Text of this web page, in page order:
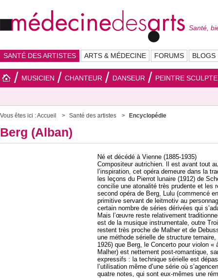
Santé,
SANTÉ DES ARTISTES ARTS & MÉDECINE FORUMS BLOGS
MUSICIEN CHANTEUR DANSEUR PEINTRE
Vous êtes ici :Accueil Santé des artistes Encyclopédie
Berg (Alban)
Né et décédé à Vienne (1885-1935)
Compositeur autrichien. Il est avant tout
l’inspiration, cet opéra demeure dans la
les leçons du Pierrot lunaire (1912) de
concilie une atonalité très prudente et les
second opéra de Berg, Lulu (commencé
primitive servant de leitmotiv au
certain nombre de séries dérivées qui
Mais l’œuvre reste relativement
est de la musique instrumentale, outre
restent très proche de Malher et de
une méthode sérielle de structure
1926) que Berg, le Concerto pour violon «
Malher) est nettement post-romantique,
expressifs : la technique sérielle est
l’utilisation même d’une série où
quatre notes, qui sont eux-mêmes une